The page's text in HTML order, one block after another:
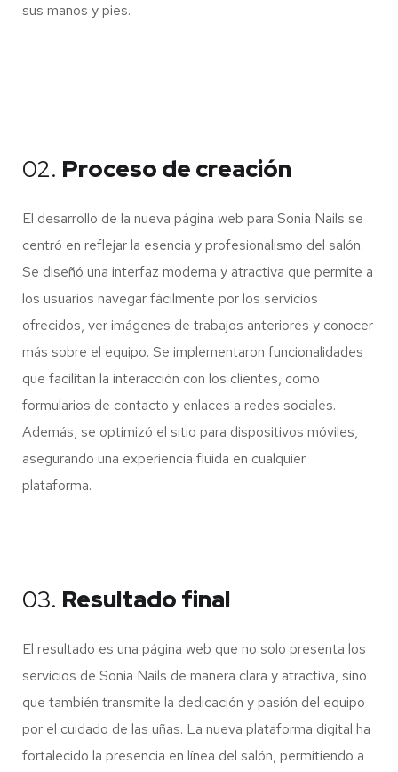
sus manos y pies. ​
02. Proceso de creación
El desarrollo de la nueva página web para Sonia Nails se
centró en reflejar la esencia y profesionalismo del salón.
Se diseñó una interfaz moderna y atractiva que permite a
los usuarios navegar fácilmente por los servicios
ofrecidos, ver imágenes de trabajos anteriores y conocer
más sobre el equipo. Se implementaron funcionalidades
que facilitan la interacción con los clientes, como
formularios de contacto y enlaces a redes sociales.
Además, se optimizó el sitio para dispositivos móviles,
asegurando una experiencia fluida en cualquier
plataforma.
03. Resultado final
El resultado es una página web que no solo presenta los
servicios de Sonia Nails de manera clara y atractiva, sino
que también transmite la dedicación y pasión del equipo
por el cuidado de las uñas. La nueva plataforma digital ha
fortalecido la presencia en línea del salón, permitiendo a